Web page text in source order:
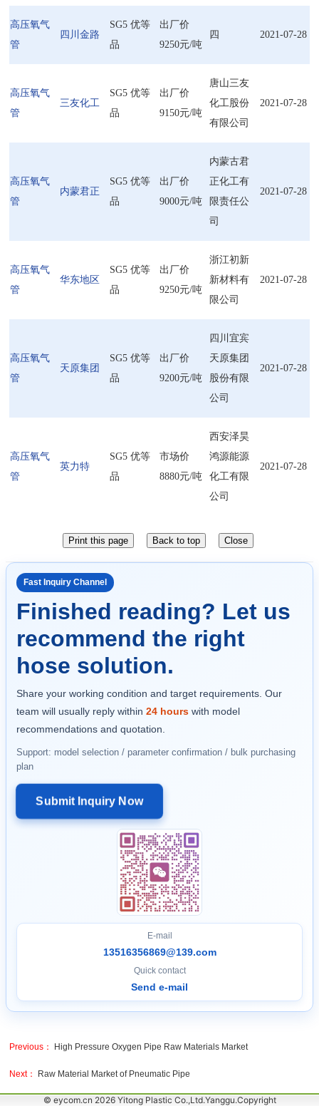
高压氧气
管
四川金路
SG5 优等
品
出厂价
9250元/吨
四 2021-07-28
高压氧气
管
三友化工
SG5 优等
品
出厂价
9150元/吨
唐山三友
化工股份
有限公司
2021-07-28
高压氧气
管
内蒙君正
SG5 优等
品
出厂价
9000元/吨
内蒙古君
正化工有
限责任公
司
2021-07-28
高压氧气
管
华东地区
SG5 优等
品
出厂价
9250元/吨
浙江初新
新材料有
限公司
2021-07-28
高压氧气
管
天原集团
SG5 优等
品
出厂价
9200元/吨
四川宜宾
天原集团
股份有限
公司
2021-07-28
高压氧气
管
英力特
SG5 优等
品
市场价
8880元/吨
西安泽昊
鸿源能源
化工有限
公司
2021-07-28
Fast Inquiry Channel
Finished reading? Let us
recommend the right
hose solution.
Share your working condition and target requirements. Our
team will usually reply within 24 hours with model
recommendations and quotation.
Support: model selection / parameter confirmation / bulk purchasing
plan
Submit Inquiry Now
E-mail
13516356869@139.com
Quick contact
Send e-mail
Previous： High Pressure Oxygen Pipe Raw Materials Market
Next： Raw Material Market of Pneumatic Pipe
© eycom.cn 2026 Yitong Plastic Co.,Ltd.Yanggu.Copyright